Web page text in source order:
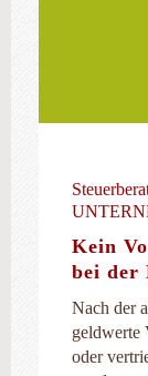
Kein
bei der
Nach der
geldwerte
oder